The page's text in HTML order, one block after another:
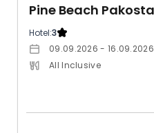
Hotel:3
09.09.2026 - 16.09.2026
All Inclusive